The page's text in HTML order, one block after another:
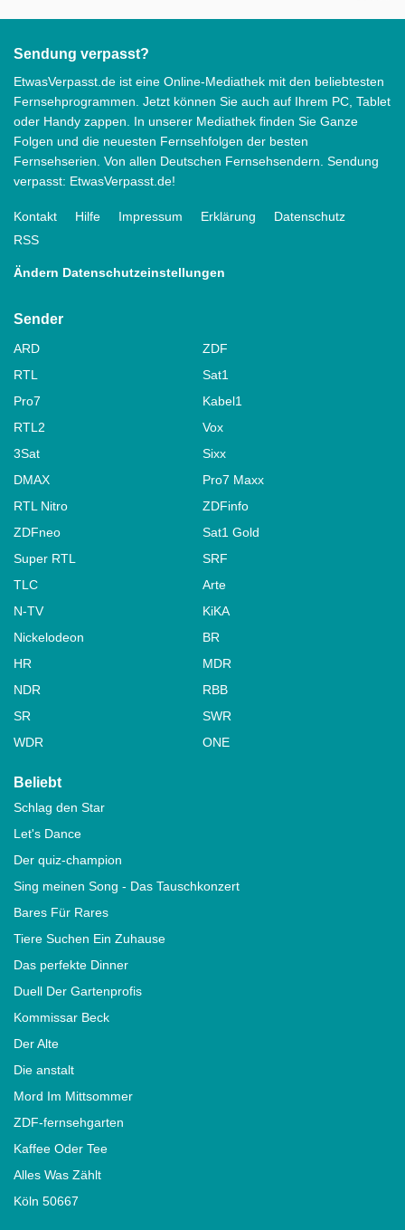
Sendung verpasst?
EtwasVerpasst.de ist eine Online-Mediathek mit den beliebtesten
Fernsehprogrammen. Jetzt können Sie auch auf Ihrem PC, Tablet
oder Handy zappen. In unserer Mediathek finden Sie Ganze
Folgen und die neuesten Fernsehfolgen der besten
Fernsehserien. Von allen Deutschen Fernsehsendern. Sendung
verpasst: EtwasVerpasst.de!
Kontakt Hilfe Impressum Erklärung
Datenschutz
RSS
Ändern Datenschutzeinstellungen
Sender
ARD
ZDF
RTL
Sat1
Pro7
Kabel1
RTL2
Vox
3Sat
Sixx
DMAX
Pro7 Maxx
RTL Nitro
ZDFinfo
ZDFneo
Sat1 Gold
Super RTL
SRF
TLC
Arte
N-TV
KiKA
Nickelodeon
BR
HR
MDR
NDR
RBB
SR
SWR
WDR
ONE
Beliebt
Schlag den Star
Let's Dance
Der quiz-champion
Sing meinen Song - Das Tauschkonzert
Bares Für Rares
Tiere Suchen Ein Zuhause
Das perfekte Dinner
Duell Der Gartenprofis
Kommissar Beck
Der Alte
Die anstalt
Mord Im Mittsommer
ZDF-fernsehgarten
Kaffee Oder Tee
Alles Was Zählt
Köln 50667